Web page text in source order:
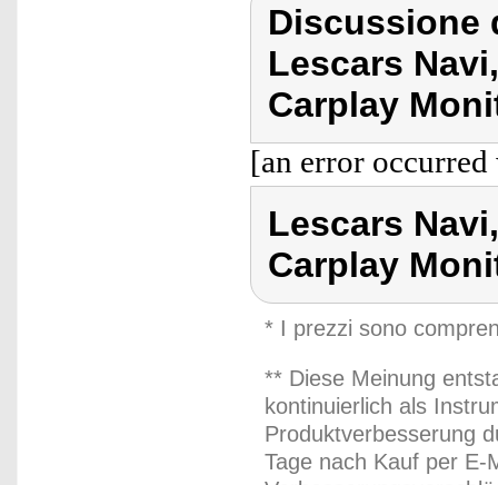
Discussione
Lescars
Carplay
[an error
Lescars
Carplay
* I prezzi sono
** Diese Meinung
kontinuierlich als
Produktverbesserung
Tage nach Kauf per E-